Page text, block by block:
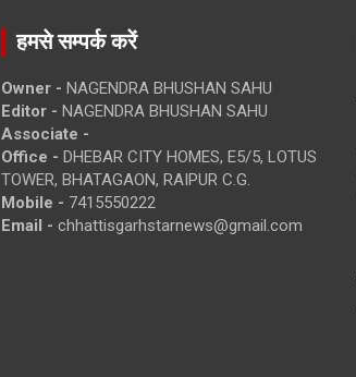
हमसे सम्पर्क करें
Owner - NAGENDRA BHUSHAN SAHU
Editor - NAGENDRA BHUSHAN SAHU
Associate -
Office - DHEBAR CITY HOMES, E5/5, LOTUS
TOWER, BHATAGAON, RAIPUR C.G.
Mobile - 7415550222
Email - chhattisgarhstarnews@gmail.com